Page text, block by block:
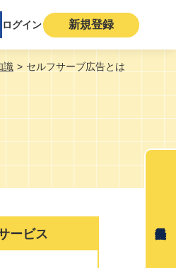
ログイン 新規登録
識 セルフサーブ広告とは
ービス